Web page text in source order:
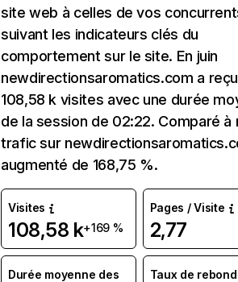
site web à celles de vos
suivant les indicateurs clés du
comportement sur le site. En juin
newdirectionsaromatics.com a reçu
108,58 k visites avec une durée
de la session de 02:22. Comparé à
trafic sur
augmenté de 168,75 %.
Visites
108,58 k+169 %
Pages / Visite
2,77
Durée moyenne des
Taux de rebond